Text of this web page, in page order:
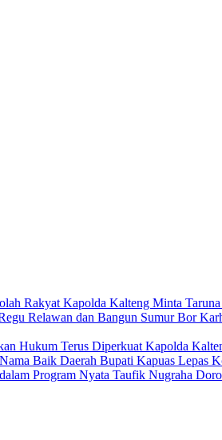
Kapolda Kalteng Minta
Kapolda
Bupati Kapuas Lepas
Taufik Nugraha